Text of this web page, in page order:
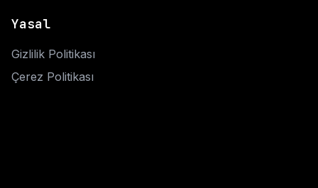
Yasal
Gizlilik Politikası
Çerez Politikası